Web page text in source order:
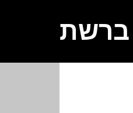
ברשת